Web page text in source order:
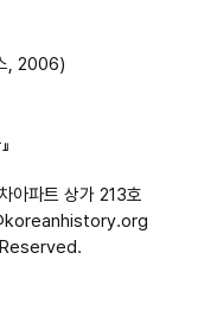
, 2006)
아파트 상가 213호